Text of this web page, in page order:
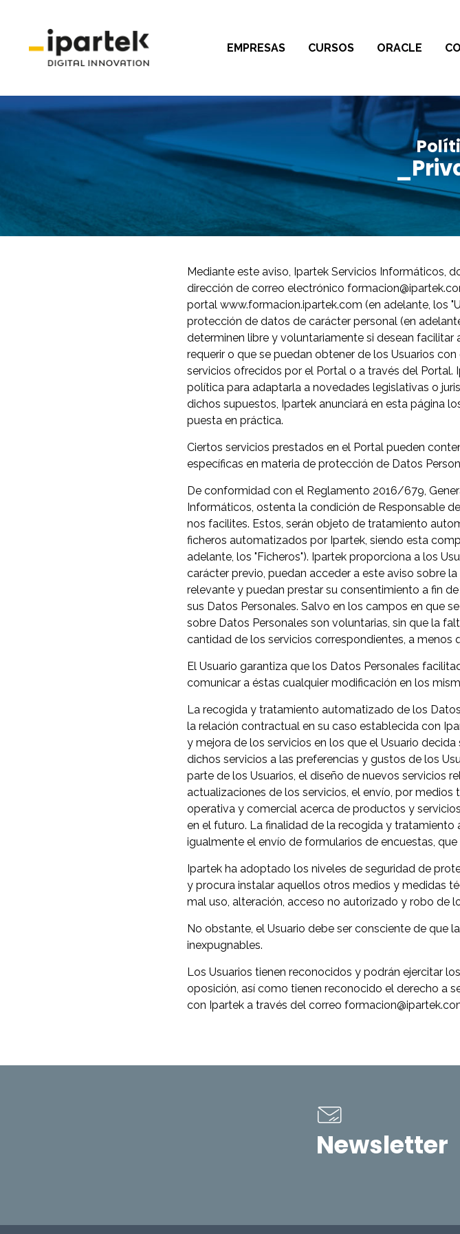
EMPRESAS CURSOS ORACLE
Mediante este aviso, Ipartek Servicios Informáticos,
dirección de correo electrónico
portal www.formacion.ipartek.com (en adelante, los
protección de datos de carácter personal (en
determinen libre y voluntariamente si desean facilitar
requerir o que se puedan obtener de los Usuarios
servicios ofrecidos por el Portal o a través del
política para adaptarla a novedades legislativas o
dichos supuestos, Ipartek anunciará en esta página
puesta en práctica.
Ciertos servicios prestados en el Portal pueden
específicas en materia de protección de Datos
De conformidad con el Reglamento 2016/679,
Informáticos, ostenta la condición de Responsable
nos facilites. Estos, serán objeto de tratamiento
ficheros automatizados por Ipartek, siendo esta
adelante, los "Ficheros"). Ipartek proporciona a los
carácter previo, puedan acceder a este aviso sobre
relevante y puedan prestar su consentimiento a fin
sus Datos Personales. Salvo en los campos en que
sobre Datos Personales son voluntarias, sin que la
cantidad de los servicios correspondientes, a menos
El Usuario garantiza que los Datos Personales
comunicar a éstas cualquier modificación en los
La recogida y tratamiento automatizado de los
la relación contractual en su caso establecida con
y mejora de los servicios en los que el Usuario
dichos servicios a las preferencias y gustos de los
parte de los Usuarios, el diseño de nuevos servicios
actualizaciones de los servicios, el envío, por
operativa y comercial acerca de productos y
en el futuro. La finalidad de la recogida y
igualmente el envío de formularios de encuestas,
Ipartek ha adoptado los niveles de seguridad de
y procura instalar aquellos otros medios y medidas
mal uso, alteración, acceso no autorizado y robo de
No obstante, el Usuario debe ser consciente de que
inexpugnables.
Los Usuarios tienen reconocidos y podrán ejercitar
oposición, así como tienen reconocido el derecho a
con Ipartek a través del correo
Newsletter